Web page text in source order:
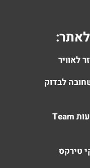
7 דברים שחובה לבדוק
מתי כדאי להרחיב צוות פיתוח באמצעות Team
טירקס